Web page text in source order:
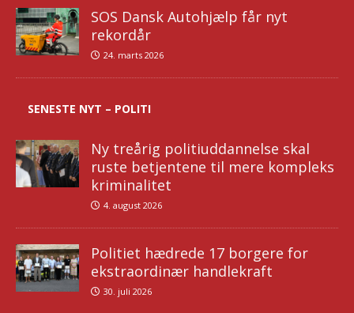
SOS Dansk Autohjælp får nyt
rekordår
24. marts 2026
SENESTE NYT – POLITI
Ny treårig politiuddannelse skal
ruste betjentene til mere kompleks
kriminalitet
4. august 2026
Politiet hædrede 17 borgere for
ekstraordinær handlekraft
30. juli 2026